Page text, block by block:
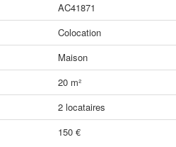
AC41871
Colocation
Maison
20 m²
2 locataires
150 €